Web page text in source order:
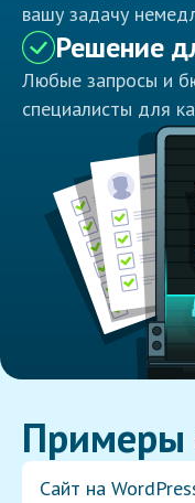
вашу задачу
Решение
Любые запросы и
специалисты для
Примеры
Сайт на